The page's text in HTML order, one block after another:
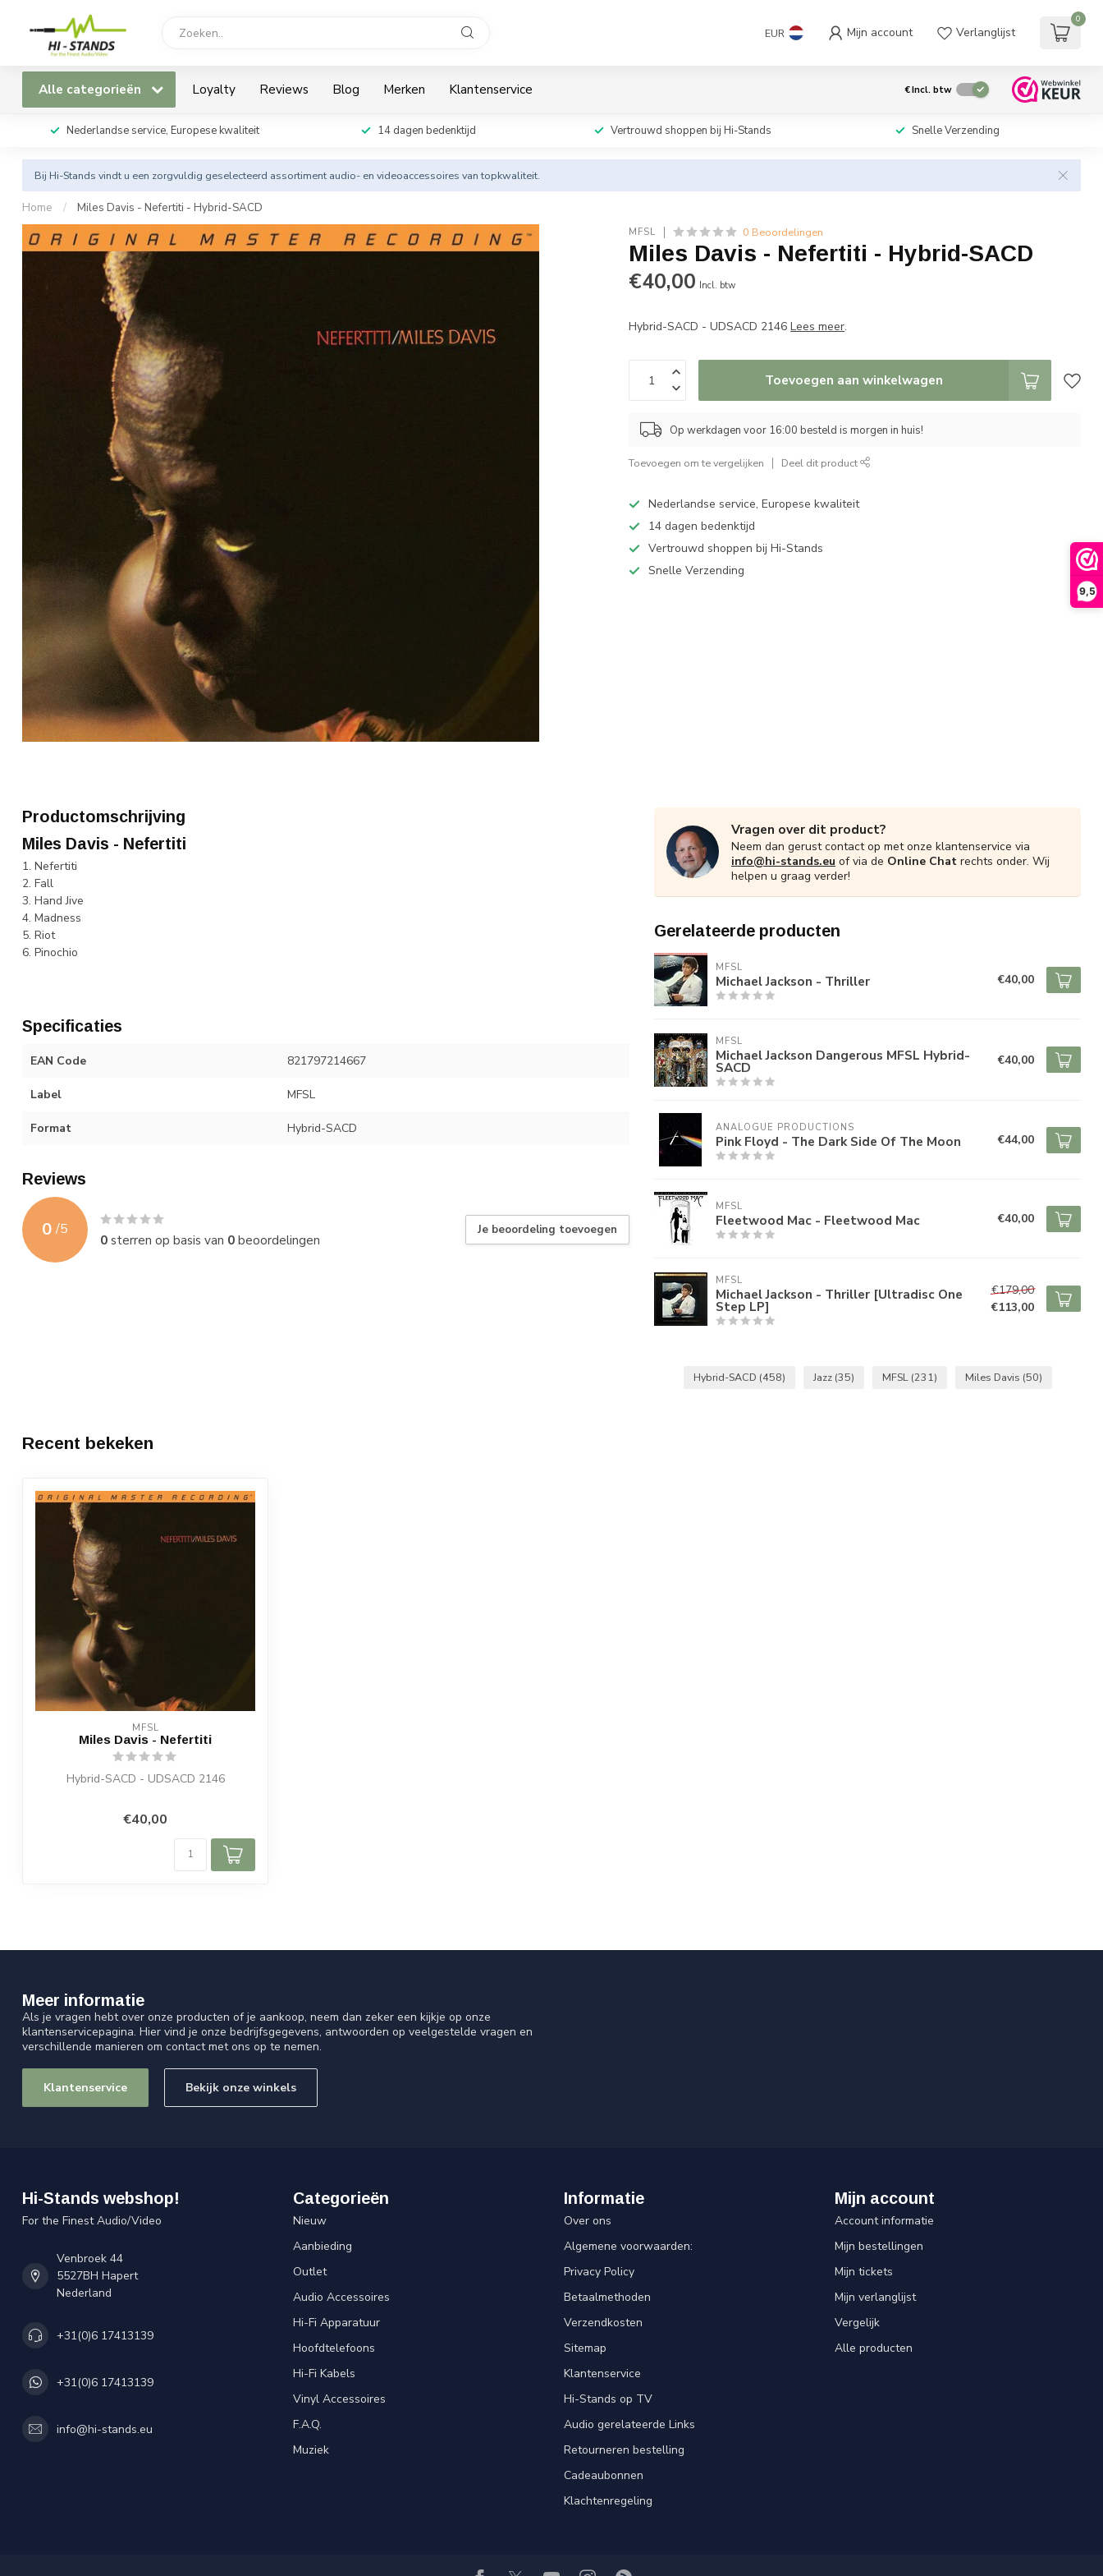
9,5
EUR Mijn account Verlanglijst
0
Alle categorieën Loyalty Reviews Blog Merken Klantenservice €Incl. btw
Nederlandse service, Europese kwaliteit 14 dagen bedenktijd Vertrouwd shoppen bij Hi-Stands Snelle Verzending
Bij Hi-Stands vindt u een zorgvuldig geselecteerd assortiment audio- en videoaccessoires van topkwaliteit.
Home / Miles Davis - Nefertiti - Hybrid-SACD
MFSL 0 Beoordelingen
Miles Davis - Nefertiti - Hybrid-SACD
€40,00 Incl. btw
Hybrid-SACD - UDSACD 2146Lees meer.
Toevoegen aan winkelwagen
Op werkdagen voor 16:00 besteld is morgen in huis!
Toevoegen om te vergelijken Deel dit product
Nederlandse service, Europese kwaliteit
14 dagen bedenktijd
Vertrouwd shoppen bij Hi-Stands
Snelle Verzending
Productomschrijving
Miles Davis - Nefertiti
1. Nefertiti
2. Fall
3. Hand Jive
4. Madness
5. Riot
6. Pinochio
Specificaties
EAN Code 821797214667
Label MFSL
Format Hybrid-SACD
Reviews
0 /5
0sterren op basis van 0beoordelingen
Je beoordeling toevoegen
Vragen over dit product?
Neem dan gerust contact op met onze klantenservice via
info@hi-stands.eu of via de Online Chat rechts onder. Wij
helpen u graag verder!
Gerelateerde producten
MFSL
Michael Jackson - Thriller €40,00
MFSL
Michael Jackson Dangerous MFSL Hybrid-
SACD €40,00
ANALOGUE PRODUCTIONS
Pink Floyd - The Dark Side Of The Moon €44,00
MFSL
Fleetwood Mac - Fleetwood Mac €40,00
MFSL
Michael Jackson - Thriller [Ultradisc One
Step LP]
€179,00
€113,00
Hybrid-SACD (458) Jazz (35) MFSL (231) Miles Davis (50)
Recent bekeken
MFSL
Miles Davis - Nefertiti
Hybrid-SACD - UDSACD 2146
€40,00
Meer informatie
Als je vragen hebt over onze producten of je aankoop, neem dan zeker een kijkje op onze
klantenservicepagina. Hier vind je onze bedrijfsgegevens, antwoorden op veelgestelde vragen en
verschillende manieren om contact met ons op te nemen.
Klantenservice Bekijk onze winkels
Hi-Stands webshop!
For the Finest Audio/Video
Venbroek 44
5527BH Hapert
Nederland
+31(0)6 17413139
+31(0)6 17413139
info@hi-stands.eu
Categorieën
Nieuw
Aanbieding
Outlet
Audio Accessoires
Hi-Fi Apparatuur
Hoofdtelefoons
Hi-Fi Kabels
Vinyl Accessoires
F.A.Q.
Muziek
Informatie
Over ons
Algemene voorwaarden:
Privacy Policy
Betaalmethoden
Verzendkosten
Sitemap
Klantenservice
Hi-Stands op TV
Audio gerelateerde Links
Retourneren bestelling
Cadeaubonnen
Klachtenregeling
Mijn account
Account informatie
Mijn bestellingen
Mijn tickets
Mijn verlanglijst
Vergelijk
Alle producten